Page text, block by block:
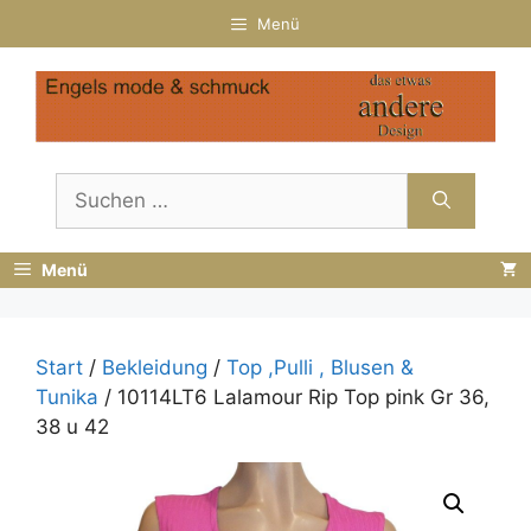
Inhalt
springen
Menü
nach:
Menü
Start / Bekleidung / Top ,Pulli , Blusen &
Tunika / 10114LT6 Lalamour Rip Top pink Gr 36,
38 u 42